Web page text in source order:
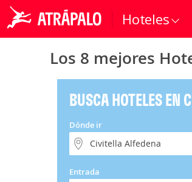
Hoteles
Los 8 mejores
BUSCA HOTELES EN
Dónde ir
Entrada